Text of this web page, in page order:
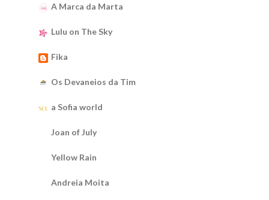
A Marca da Marta
Lulu on The Sky
Fika
Os Devaneios da Tim
a Sofia world
Joan of July
Yellow Rain
Andreia Moita